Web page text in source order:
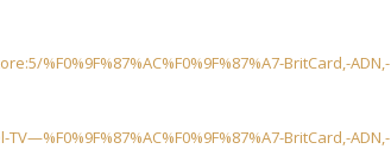
%F0%9F%87%AC%F0%9F%87%A7-BritCard,-ADN,-
BritCard,-ADN,-